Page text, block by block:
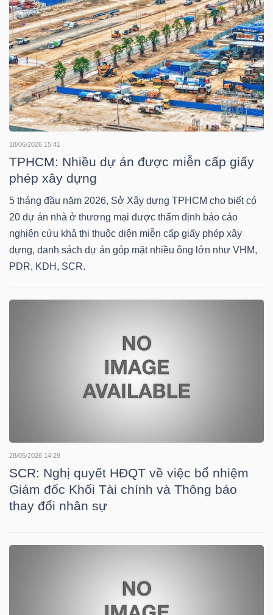
18/06/2026 15:41
TPHCM: Nhiều dự án được miễn cấp giấy
phép xây dựng
5 tháng đầu năm 2026, Sở Xây dựng TPHCM cho biết có
20 dự án nhà ở thương mại được thẩm định báo cáo
nghiên cứu khả thi thuộc diện miễn cấp giấy phép xây
dựng, danh sách dự án góp mặt nhiều ông lớn như VHM,
PDR, KDH, SCR.
28/05/2026 14:29
SCR: Nghị quyết HĐQT về việc bổ nhiệm
Giám đốc Khối Tài chính và Thông báo
thay đổi nhân sự
NGUYÊN
VẬT
LIỆU
CÔNG
THIẾT
CHĂM
SÓC
SỨC